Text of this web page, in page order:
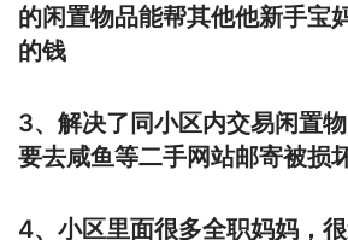
的闲置物品能帮其他他新手宝
的钱
3、解决了同小区内交易闲置
要去咸鱼等二手网站邮寄被损
4、小区里面很多全职妈妈，